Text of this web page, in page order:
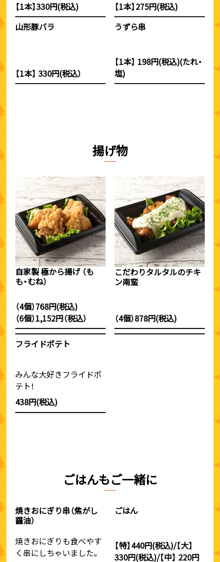
【1本】330円(税込)
【1本】275円(税込)
山形豚バラ
【1本】 330円(税込）
うずら串
【1本】 198円(税込)(たれ・
塩)
揚げ物
自家製 極から揚げ （も
も・むね）
（4個）768円(税込)
（6個）1,152円（税込）
こだわりタルタルのチキ
ン南蛮
（4個）878円(税込)
フライドポテト
みんな大好きフライドポ
テト!
438円(税込)
ごはんもご一緒に
焼きおにぎり串（焦がし
醤油）
焼きおにぎりも食べやす
く串にしちゃいました。
ごはん
【特】440円(税込)/【大】
330円(税込)/【中】 220円